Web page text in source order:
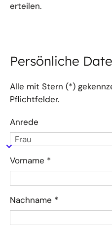
erteilen.
Persönliche
Alle mit Stern (*)
Pflichtfelder.
Anrede
Vorname *
Nachname *